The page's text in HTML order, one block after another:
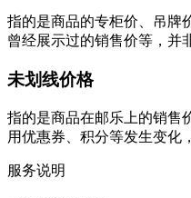
指的是商品的专柜价、吊牌
曾经展示过的销售价等，并
未划线价格
指的是商品在邮乐上的销售
用优惠券、积分等发生变化
服务说明